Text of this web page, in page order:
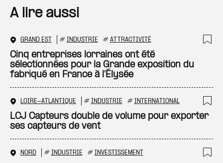
A lire aussi
GRAND EST # INDUSTRIE # ATTRACTIVITÉ
Cinq entreprises lorraines ont été
sélectionnées pour la Grande exposition du
fabriqué en France à l’Élysée
LOIRE-ATLANTIQUE # INDUSTRIE # INTERNATIONAL
LCJ Capteurs double de volume pour exporter
ses capteurs de vent
NORD # INDUSTRIE # INVESTISSEMENT